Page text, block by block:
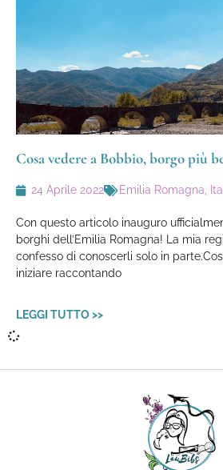
Cosa vedere a Bobbio, borgo più
24 Aprile 2022 Emilia Romagna
Con questo articolo inauguro
borghi dell’Emilia Romagna! La mia
confesso di conoscerli solo in
iniziare raccontando
LEGGI TUTTO >>